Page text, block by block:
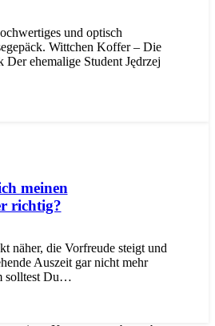
und optisch
Wittchen Koffer – Die
ehemalige Student Jędrzej
meinen
richtig?
näher, die Vorfreude steigt und
Auszeit gar nicht mehr
solltest Du…